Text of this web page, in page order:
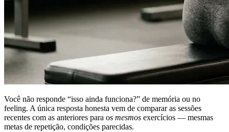
Você não responde “isso ainda funciona?” de memória ou no
feeling. A única resposta honesta vem de comparar as sessões
recentes com as anteriores para os mesmos exercícios — mesmas
metas de repetição, condições parecidas.